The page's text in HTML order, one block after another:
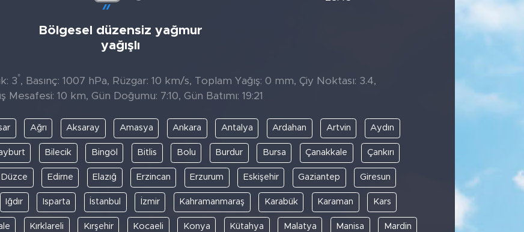
Bölgesel düzensiz yağmur
yağışlı
3°, Basınç: 1007 hPa, Rüzgar: 10 km/s, Toplam Yağış: 0 mm, Çiy Noktası: 3.4,
Mesafesi: 10 km, Gün Doğumu: 7:10, Gün Batımı: 19:21
Ağrı Aksaray Amasya Ankara Antalya Ardahan Artvin Aydın
Bilecik Bingöl Bitlis Bolu Burdur Bursa Çanakkale Çankırı
Düzce Edirne Elazığ Erzincan Erzurum Eskişehir Gaziantep Giresun
Iğdır Isparta İstanbul İzmir Kahramanmaraş Karabük Karaman Kars
Kırklareli Kırşehir Kocaeli Konya Kütahya Malatya Manisa Mardin